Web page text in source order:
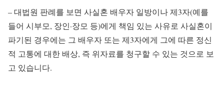
– 대법원 판례를 보면 사실혼 배우자 일방이나 제3자(예를
들어 시부모, 장인·장모 등)에게 책임 있는 사유로 사실혼이
파기된 경우에는 그 배우자 또는 제3자에게 그에 따른 정신
적 고통에 대한 배상, 즉 위자료를 청구할 수 있는 것으로 보
고 있습니다.